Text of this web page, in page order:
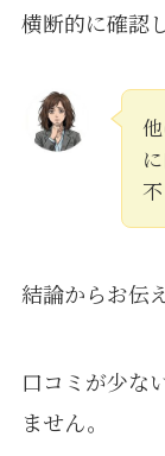
横断的に確認
結論からお伝
口コミが少な
ません。